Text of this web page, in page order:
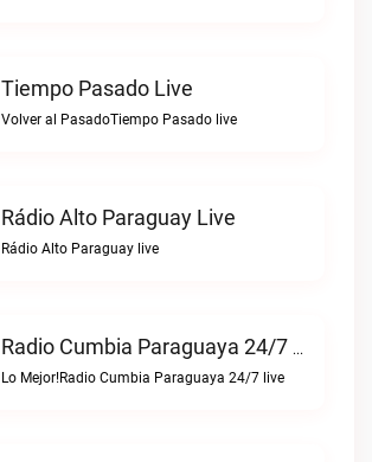
Tiempo Pasado Live
Volver al PasadoTiempo Pasado live
Rádio Alto Paraguay Live
Rádio Alto Paraguay live
Radio Cumbia Paraguaya 24/7 Live
Lo Mejor!Radio Cumbia Paraguaya 24/7 live